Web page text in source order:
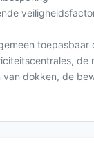
toepasbaar
de
van dokken, de